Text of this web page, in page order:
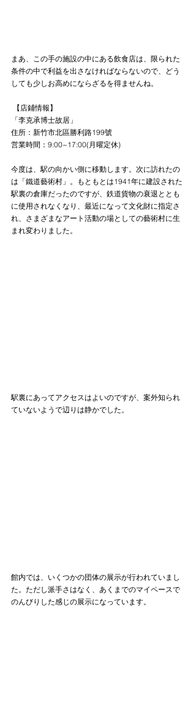
まあ、この手の施設の中にある飲食店は、限られた
条件の中で利益を出さなければならないので、どう
しても少しお高めにならざるを得ませんね。
【店鋪情報】
「李克承博士故居」
住所：新竹市北區勝利路199號
営業時間：9:00~17:00(月曜定休)
今度は、駅の向かい側に移動します。次に訪れたの
は「鐵道藝術村」。もともとは1941年に建設された
駅裏の倉庫だったのですが、鉄道貨物の衰退ととも
に使用されなくなり、最近になって文化財に指定さ
れ、さまざまなアート活動の場としての藝術村に生
まれ変わりました。
駅裏にあってアクセスはよいのですが、案外知られ
ていないようで辺りは静かでした。
館内では、いくつかの団体の展示が行われていまし
た。ただし派手さはなく、あくまでのマイペースで
のんびりした感じの展示になっています。